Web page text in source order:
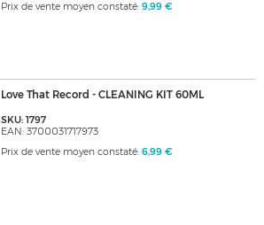
Prix de vente moyen constaté: 9,99 €
Love That Record - CLEANING KIT 60ML
SKU: 1797
EAN: 3700031717973
Prix de vente moyen constaté: 6,99 €